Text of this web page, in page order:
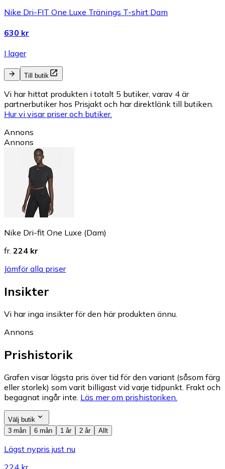
Nike Dri-FIT One Luxe Tränings T-shirt Dam
630 kr
I lager
Till butik
Vi har hittat produkten i totalt 5 butiker, varav 4 är
partnerbutiker hos Prisjakt och har direktlänk till butiken.
Hur vi visar priser och butiker.
Annons
Annons
Nike Dri-fit One Luxe (Dam)
fr. 224 kr
Jämför alla priser
Insikter
Vi har inga insikter för den här produkten ännu.
Annons
Prishistorik
Grafen visar lägsta pris över tid för den variant (såsom färg
eller storlek) som varit billigast vid varje tidpunkt. Frakt och
begagnat ingår inte. Läs mer om prishistoriken.
Välj butik
3 mån
6 mån 1 år 2 år Allt
Lägst nypris just nu